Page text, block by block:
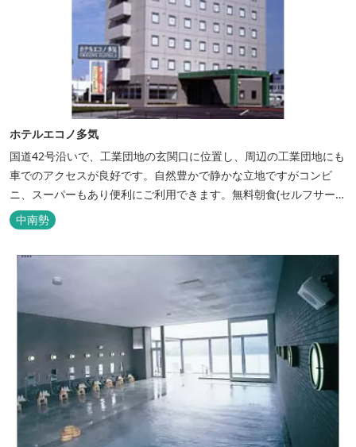
ホテルエコノ多気
国道42号沿いで、工業団地の玄関口に位置し、周辺の工業団地にも
車でのアクセスが良好です。自然豊かで静かな立地ですがコンビ
ニ、スーパーもあり便利にご利用できます。無料朝食(セルフサービ
ス)、大型無料駐車場も完備。
中南勢